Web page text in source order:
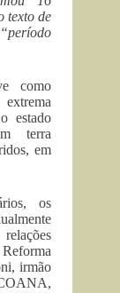
texto de
como
estado
terra
em
os
irmão